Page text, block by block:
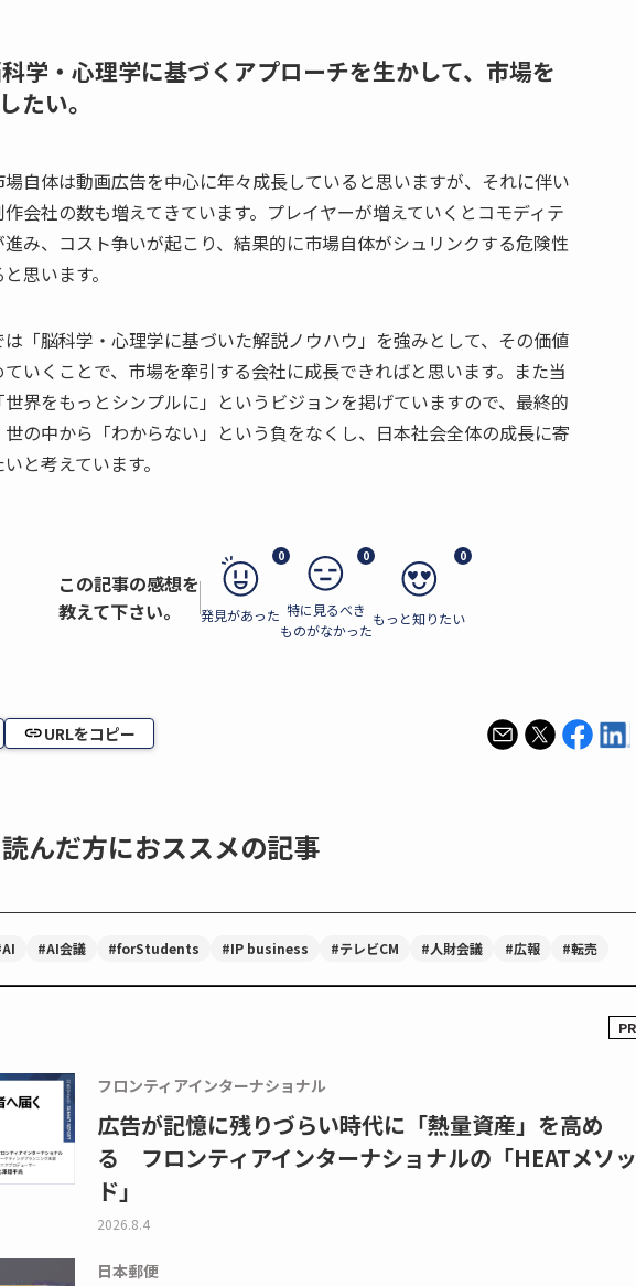
学・心理学に基づくアプローチを生かして、市場を
たい。
自体は動画広告を中心に年々成長していると思いますが、それに伴い
会社の数も増えてきています。プレイヤーが増えていくとコモディテ
進み、コスト争いが起こり、結果的に市場自体がシュリンクする危険性
思います。
は「脳科学・心理学に基づいた解説ノウハウ」を強みとして、その価値
ていくことで、市場を牽引する会社に成長できればと思います。また当
界をもっとシンプルに」というビジョンを掲げていますので、最終的
世の中から「わからない」という負をなくし、日本社会全体の成長に寄
と考えています。
この記事の感想を
教えて下さい。
0
発見があった
0
特に見るべき
ものがなかった
0
もっと知りたい
URLをコピー
んだ方におススメの記事
#AI会議 #forStudents #IP business #テレビCM #人財会議 #広報 #転売
フロンティアインターナショナル
広告が記憶に残りづらい時代に「熱量資産」を高め
る フロンティアインターナショナルの「HEATメソッ
ド」
2026.8.4
日本郵便